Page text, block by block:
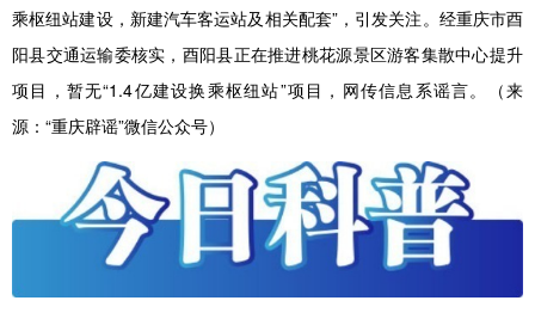
乘枢纽站建设，新建汽车客运站及相关配套”，引发关注。经重庆市酉
阳县交通运输委核实，酉阳县正在推进桃花源景区游客集散中心提升
项目，暂无“1.4亿建设换乘枢纽站”项目，网传信息系谣言。（来
源：“重庆辟谣”微信公众号）